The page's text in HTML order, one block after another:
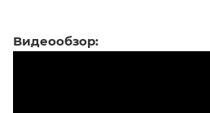
Видеообзор: